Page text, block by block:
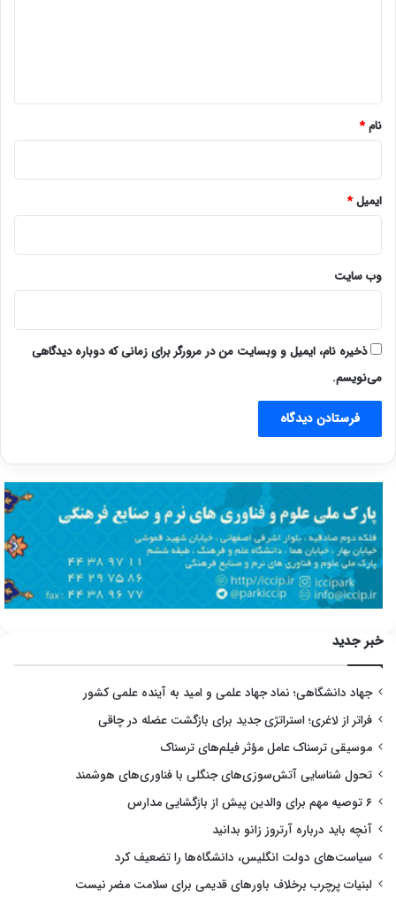
نام*
ایمیل*
وب‌ سایت
ذخیره نام، ایمیل و وبسایت من در مرورگر برای زمانی که دوباره دیدگاهی
می‌نویسم.
خبر جدید
جهاد دانشگاهی؛ نماد جهاد علمی و امید به آینده علمی کشور
فراتر از لاغری؛ استراتژی جدید برای بازگشت عضله در چاقی
موسیقی ترسناک عامل مؤثر فیلم‌های ترسناک
تحول شناسایی آتش‌سوزی‌های جنگلی با فناوری‌های هوشمند
۶ توصیه مهم برای والدین پیش از بازگشایی مدارس
آنچه باید درباره آرتروز زانو بدانید
سیاست‌های دولت انگلیس، دانشگاه‌ها را تضعیف کرد
لبنیات پرچرب برخلاف باورهای قدیمی برای سلامت مضر نیست